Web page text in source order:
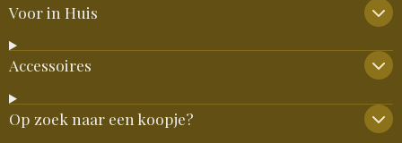
Voor in Huis
Accessoires
Op zoek naar een koopje?